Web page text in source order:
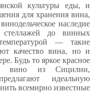
культуры еды, и
для хранения вина,
наследие
до винных
— такие
качество вина, но и
Будь то яркое красное
вино из Сицилии,
идеальную
всемирно известные